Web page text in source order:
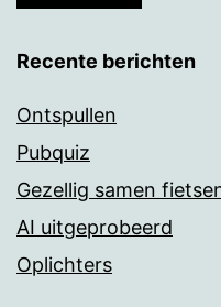
Recente berichten
Ontspullen
Pubquiz
Gezellig samen
AI uitgeprobeerd
Oplichters